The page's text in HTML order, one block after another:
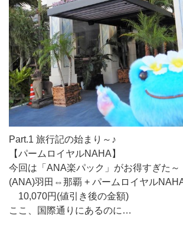
Part.1 旅行記の始まり～♪
【パームロイヤルNAHA】
今回は「ANA楽パック」がお得すぎた～
(ANA)羽田⇔那覇 + パームロイヤルNAHA
10,070円(値引き後の金額)
ここ、国際通りにあるのに…